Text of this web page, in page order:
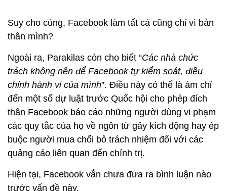
Suy cho cùng, Facebook làm tất cả cũng chỉ vì bản
thân mình?
Ngoài ra, Parakilas còn cho biết “Các nhà chức
trách không nên để Facebook tự kiểm soát, điều
chỉnh hành vi của mình”. Điều này có thể là ám chỉ
đến một số dự luật trước Quốc hội cho phép đích
thân Facebook báo cáo những người dùng vi phạm
các quy tắc của họ về ngôn từ gây kích động hay ép
buộc người mua chối bỏ trách nhiệm đối với các
quảng cáo liên quan đến chính trị.
Hiện tại, Facebook vẫn chưa đưa ra bình luận nào
trước vấn đề này.